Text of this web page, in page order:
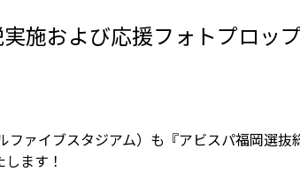
施および応援フォトプロッ
ァイブスタジアム）も『アビスパ福岡選抜
ます！